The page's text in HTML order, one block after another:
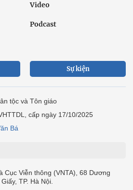
Video
Podcast
Sự kiện
tộc và Tôn giáo
cấp ngày 17/10/2025
Bá
Cục Viễn thông (VNTA), 68 Dương
TP. Hà Nội.